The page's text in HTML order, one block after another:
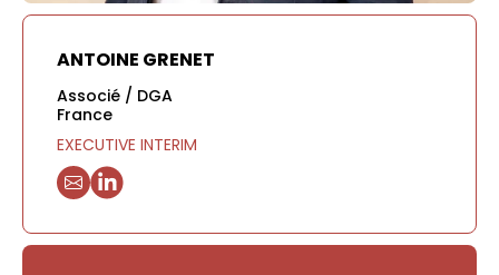
ANTOINE GRENET
Associé / DGA
France
EXECUTIVE INTERIM